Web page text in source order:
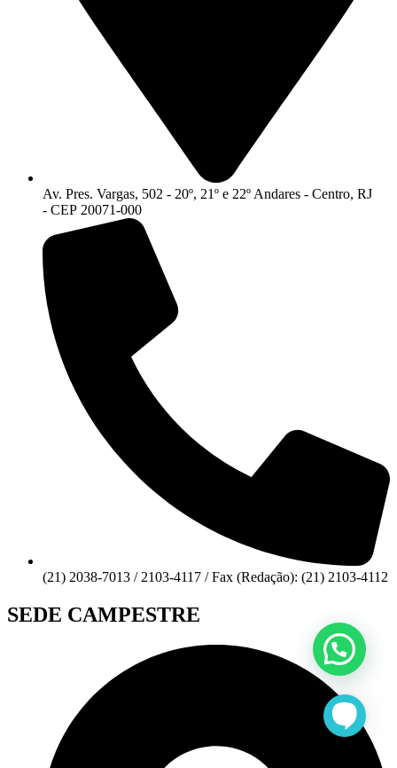
Av. Pres. Vargas, 502 - 20º, 21º e 22º Andares - Centro, RJ
- CEP 20071-000
(21) 2038-7013 / 2103-4117 / Fax (Redação): (21) 2103-4112
SEDE CAMPESTRE